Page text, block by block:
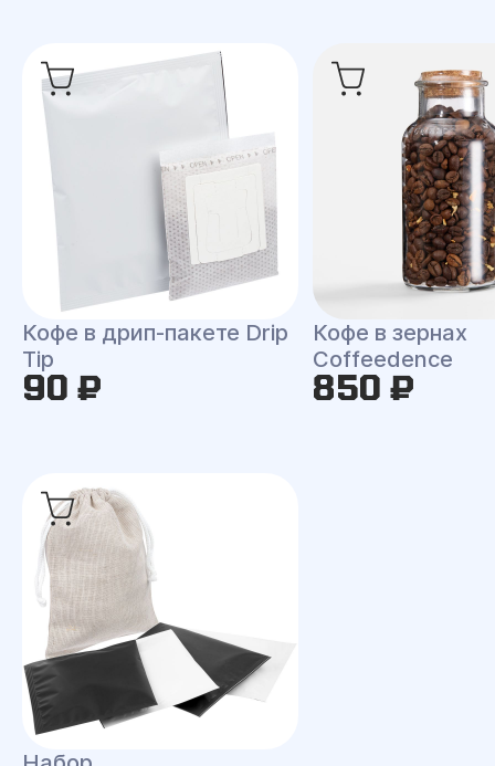
Кофе в дрип-пакете Drip
Tip
90 ₽
Кофе в зернах
Coffeedence
850 ₽